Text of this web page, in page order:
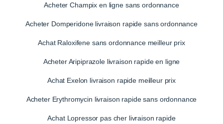
Acheter Champix en ligne sans ordonnance
Acheter Domperidone livraison rapide sans ordonnance
Achat Raloxifene sans ordonnance meilleur prix
Acheter Aripiprazole livraison rapide en ligne
Achat Exelon livraison rapide meilleur prix
Acheter Erythromycin livraison rapide sans ordonnance
Achat Lopressor pas cher livraison rapide